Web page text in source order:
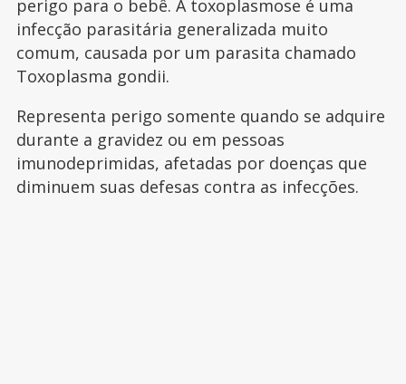
perigo para o bebê. A toxoplasmose é uma
infecção parasitária generalizada muito
comum, causada por um parasita chamado
Toxoplasma gondii.
Representa perigo somente quando se adquire
durante a gravidez ou em pessoas
imunodeprimidas, afetadas por doenças que
diminuem suas defesas contra as infecções.